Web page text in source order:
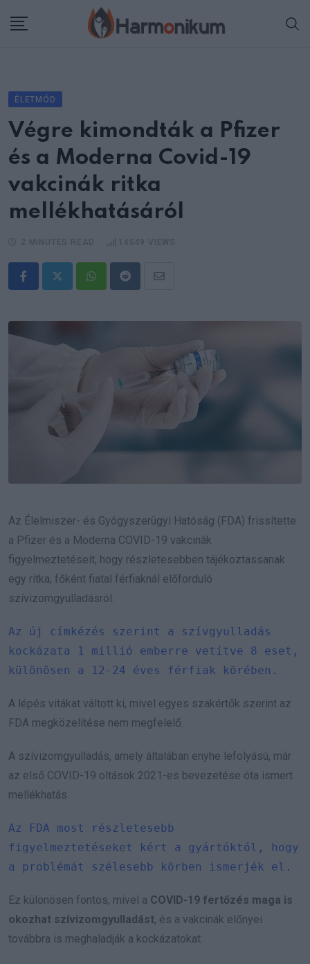
ÉLETMÓD
Végre kimondták a Pfizer
és a Moderna Covid-19
vakcinák ritka
mellékhatásáról
WhatsappRedditShare
Email
Az Élelmiszer- és Gyógyszerügyi Hatóság (FDA) frissítette
a Pfizer és a Moderna COVID-19 vakcinák
figyelmeztetéseit, hogy részletesebben tájékoztassanak
egy ritka, főként fiatal férfiaknál előforduló
szívizomgyulladásról.
Az új címkézés szerint a szívgyulladás
kockázata 1 millió emberre vetítve 8 eset,
különösen a 12-24 éves férfiak körében.
A lépés vitákat váltott ki, mivel egyes szakértők szerint az
FDA megközelítése nem megfelelő.
A szívizomgyulladás, amely általában enyhe lefolyású, már
az első COVID-19 oltások 2021-es bevezetése óta ismert
mellékhatás.
Az FDA most részletesebb
figyelmeztetéseket kért a gyártóktól, hogy
a problémát szélesebb körben ismerjék el.
Ez különösen fontos, mivel a COVID-19 fertőzés maga is
okozhat szívizomgyulladást, és a vakcinák előnyei
továbbra is meghaladják a kockázatokat.